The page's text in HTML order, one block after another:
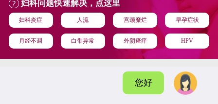
妇科问题快速解决，点这里
妇科炎症 人流 宫颈糜烂 早孕症状
月经不调 白带异常 外阴瘙痒 HPV
您好